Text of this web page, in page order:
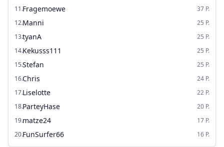
11.Fragemoewe 37 P.
12.Manni 25 P.
13.tyanA 25 P.
14.Kekusss111 25 P.
15.Stefan 25 P.
16.Chris 24 P.
17.Liselotte 22 P.
18.ParteyHase 20 P.
19.matze24 17 P.
20.FunSurfer66 16 P.